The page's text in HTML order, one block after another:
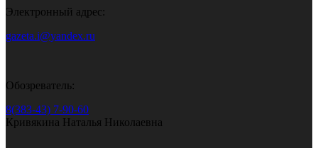
Электронный адрес:
gazeta.i@yandex.ru
Обозреватель:
8(383-43) 7-90-60
Кривякина Наталья Николаевна